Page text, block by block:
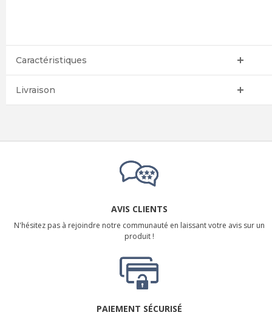
Caractéristiques
Livraison
AVIS CLIENTS
N'hésitez pas à rejoindre notre communauté en laissant votre avis sur un
produit !
PAIEMENT SÉCURISÉ